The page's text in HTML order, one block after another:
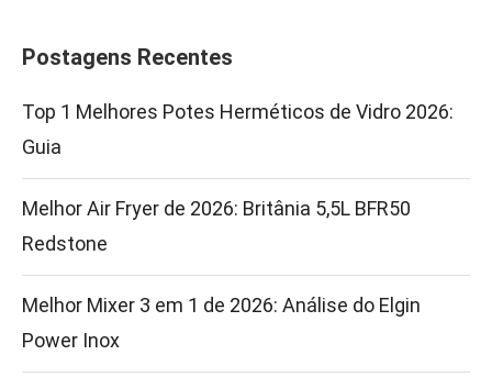
Postagens Recentes
Top 1 Melhores Potes Herméticos de Vidro 2026:
Guia
Melhor Air Fryer de 2026: Britânia 5,5L BFR50
Redstone
Melhor Mixer 3 em 1 de 2026: Análise do Elgin
Power Inox